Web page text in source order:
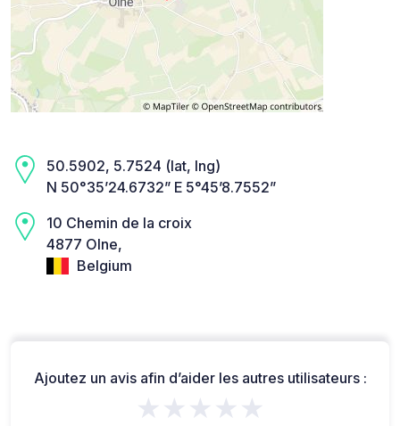
50.5902, 5.7524 (lat, lng)
N 50°35’24.6732” E 5°45’8.7552”
10 Chemin de la croix
4877 Olne,
Belgium
Ajoutez un avis afin d’aider les autres utilisateurs :
★★★★★